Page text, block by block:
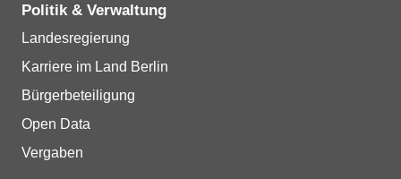
Politik & Verwaltung
Landesregierung
Karriere im Land Berlin
Bürgerbeteiligung
Open Data
Vergaben